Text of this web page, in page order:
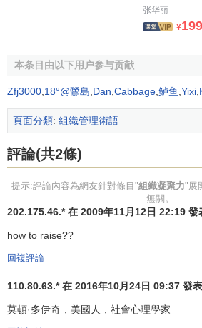
其凝聚力就越強。如組織被人尊重，
更多的經濟報酬，有更大的發展可能
6、目標的達成。有效地達成目標
感，增強凝聚力，而凝聚力反過來又會
7、信息的溝通。信息溝通渠道越
反，相互間越缺乏聯繫，則凝聚力越
8、領導者和領導方式。領導者是
自身是否團結一致，齊心協力，是否
領導班子自身不
臺，組織便失去核心，因而凝聚力將受
導班子是團結的、協調一致的，而主要
利性和非權利性影響力
導方式對組織凝聚力影響也不同。在民
領導方式中，民主型領導方式能使全
张华丽
¥199
本条目由以下用户参与贡献
Zfj3000 18°@鷺島 Dan Cabbage 鲈鱼 Yixi
頁面分類: 組織管理術語
評論(共2條)
提示:評論內容為網友針對條目"組織凝聚力"展
無關。
202.175.46.* 在 2009年11月12日 22:19 發
how to raise??
回複評論
110.80.63.* 在 2016年10月24日 09:37 發表
莫頓·多伊奇，美國人，社會心理學家